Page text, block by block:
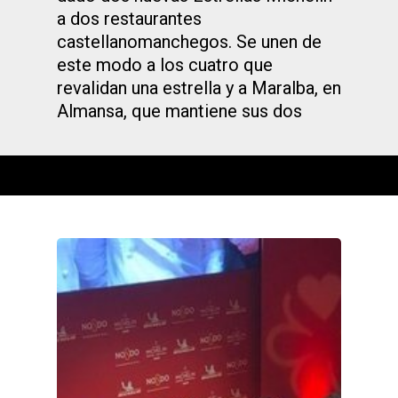
a dos restaurantes
castellanomanchegos. Se unen de
este modo a los cuatro que
revalidan una estrella y a Maralba, en
Almansa, que mantiene sus dos